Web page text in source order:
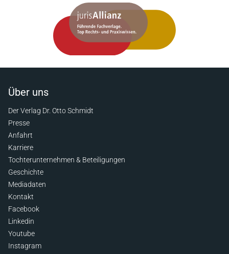
Über uns
Der Verlag Dr. Otto Schmidt
Presse
Anfahrt
Karriere
Tochterunternehmen & Beteiligungen
Geschichte
Mediadaten
Kontakt
Facebook
Linkedin
Youtube
Instagram